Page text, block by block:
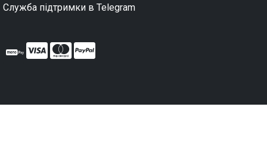
Служба підтримки в Telegram